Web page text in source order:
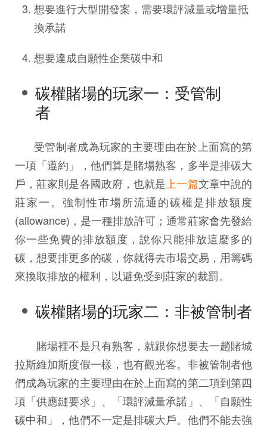
想要進行大型開發案，需要環評減量或增量抵
換承諾
想要達成自願性企業碳中和
碳權賭場的玩家一：受管制
者
受管制者成為玩家的主要理由在於上面寫的第
一項「遵約」，他們算是賭場熟客，多半是排碳大
戶，莊家則是各國政府，也就是上一篇文章中說的
莊家一。強制性市場所流通的碳權是排放額度
(allowance)，是一種排放許可；通常莊家會先發給
你一些免費的排放額度，說你只能排放這麼多的
碳，想要排更多的碳，你就得去市場交易，用籌碼
來換取排放的權利，以避免受到莊家的裁罰。
碳權賭場的玩家二：非被管制者
賭場裡不是只有熟客，就跟你想要去一趟賭城
拉斯維加斯度假一樣，也有觀光客。非被管制者他
們成為玩家的主要理由在於上面寫的第二項到第四
項「供應鏈要求」、「環評減量承諾」、「自願性
碳中和」，他們不一定是排碳大戶。他們不能去強